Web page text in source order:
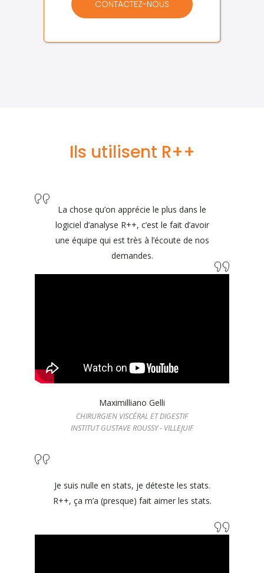
CONTACTEZ-NOUS
Ils utilisent R++
La chose qu’on apprécie le plus dans le
logiciel d’analyse R++, c’est le fait d’avoir
une équipe qui est très à l’écoute de nos
demandes.
Maximilliano Gelli
CHIRURGIEN VISCÉRAL ET DIGESTIF
INSTITUT GUSTAVE ROUSSY - VILLEJUIF
Je suis nulle en stats, je déteste les stats.
R++, ça m’a (presque) fait aimer les stats.